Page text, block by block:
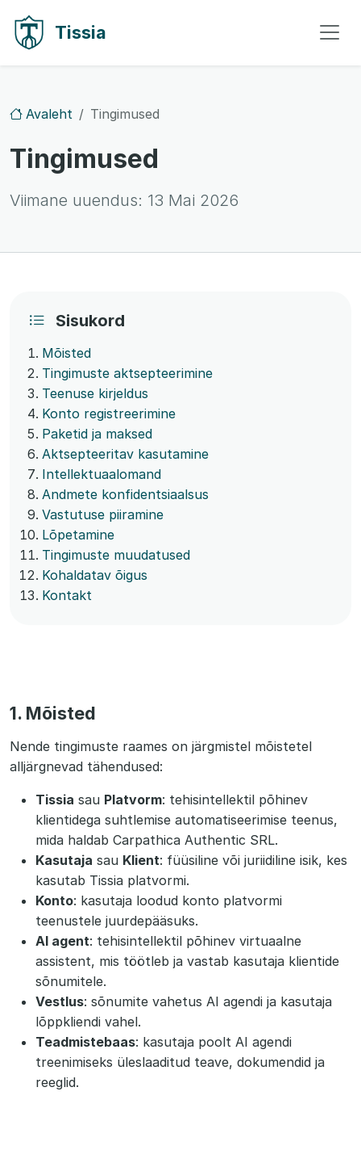
Tissia
Avaleht Tingimused
Tingimused
Viimane uuendus: 13 Mai 2026
Sisukord
Mõisted
Tingimuste aktsepteerimine
Teenuse kirjeldus
Konto registreerimine
Paketid ja maksed
Aktsepteeritav kasutamine
Intellektuaalomand
Andmete konfidentsiaalsus
Vastutuse piiramine
Lõpetamine
Tingimuste muudatused
Kohaldatav õigus
Kontakt
1. Mõisted
Nende tingimuste raames on järgmistel mõistetel
alljärgnevad tähendused:
Tissia sau Platvorm: tehisintellektil põhinev
klientidega suhtlemise automatiseerimise teenus,
mida haldab Carpathica Authentic SRL.
Kasutaja sau Klient: füüsiline või juriidiline isik, kes
kasutab Tissia platvormi.
Konto: kasutaja loodud konto platvormi
teenustele juurdepääsuks.
AI agent: tehisintellektil põhinev virtuaalne
assistent, mis töötleb ja vastab kasutaja klientide
sõnumitele.
Vestlus: sõnumite vahetus AI agendi ja kasutaja
lõppkliendi vahel.
Teadmistebaas: kasutaja poolt AI agendi
treenimiseks üleslaaditud teave, dokumendid ja
reeglid.